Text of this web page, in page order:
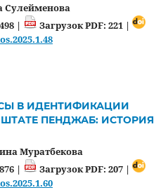
Сулейменова
|
Загрузок PDF: 221 |
В ИДЕНТИФИКАЦИИ
ПЕНДЖАБ: ИСТОРИЯ
Муратбекова
|
Загрузок PDF: 207 |